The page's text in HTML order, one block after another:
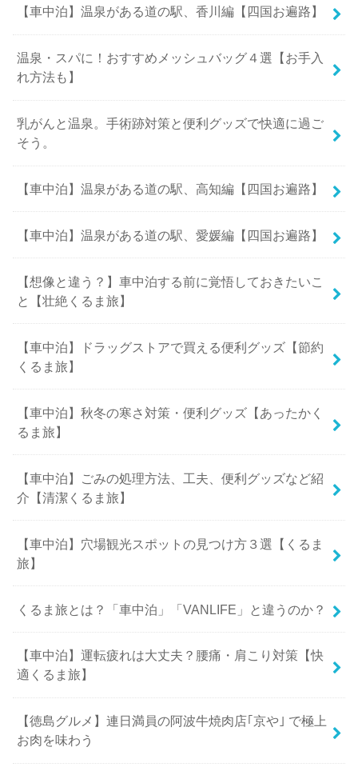
【車中泊】温泉がある道の駅、香川編【四国お遍路】
温泉・スパに！おすすめメッシュバッグ４選【お手入
れ方法も】
乳がんと温泉。手術跡対策と便利グッズで快適に過ご
そう。
【車中泊】温泉がある道の駅、高知編【四国お遍路】
【車中泊】温泉がある道の駅、愛媛編【四国お遍路】
【想像と違う？】車中泊する前に覚悟しておきたいこ
と【壮絶くるま旅】
【車中泊】ドラッグストアで買える便利グッズ【節約
くるま旅】
【車中泊】秋冬の寒さ対策・便利グッズ【あったかく
るま旅】
【車中泊】ごみの処理方法、工夫、便利グッズなど紹
介【清潔くるま旅】
【車中泊】穴場観光スポットの見つけ方３選【くるま
旅】
くるま旅とは？「車中泊」「VANLIFE」と違うのか？
【車中泊】運転疲れは大丈夫？腰痛・肩こり対策【快
適くるま旅】
【徳島グルメ】連日満員の阿波牛焼肉店｢京や｣ で極上
お肉を味わう